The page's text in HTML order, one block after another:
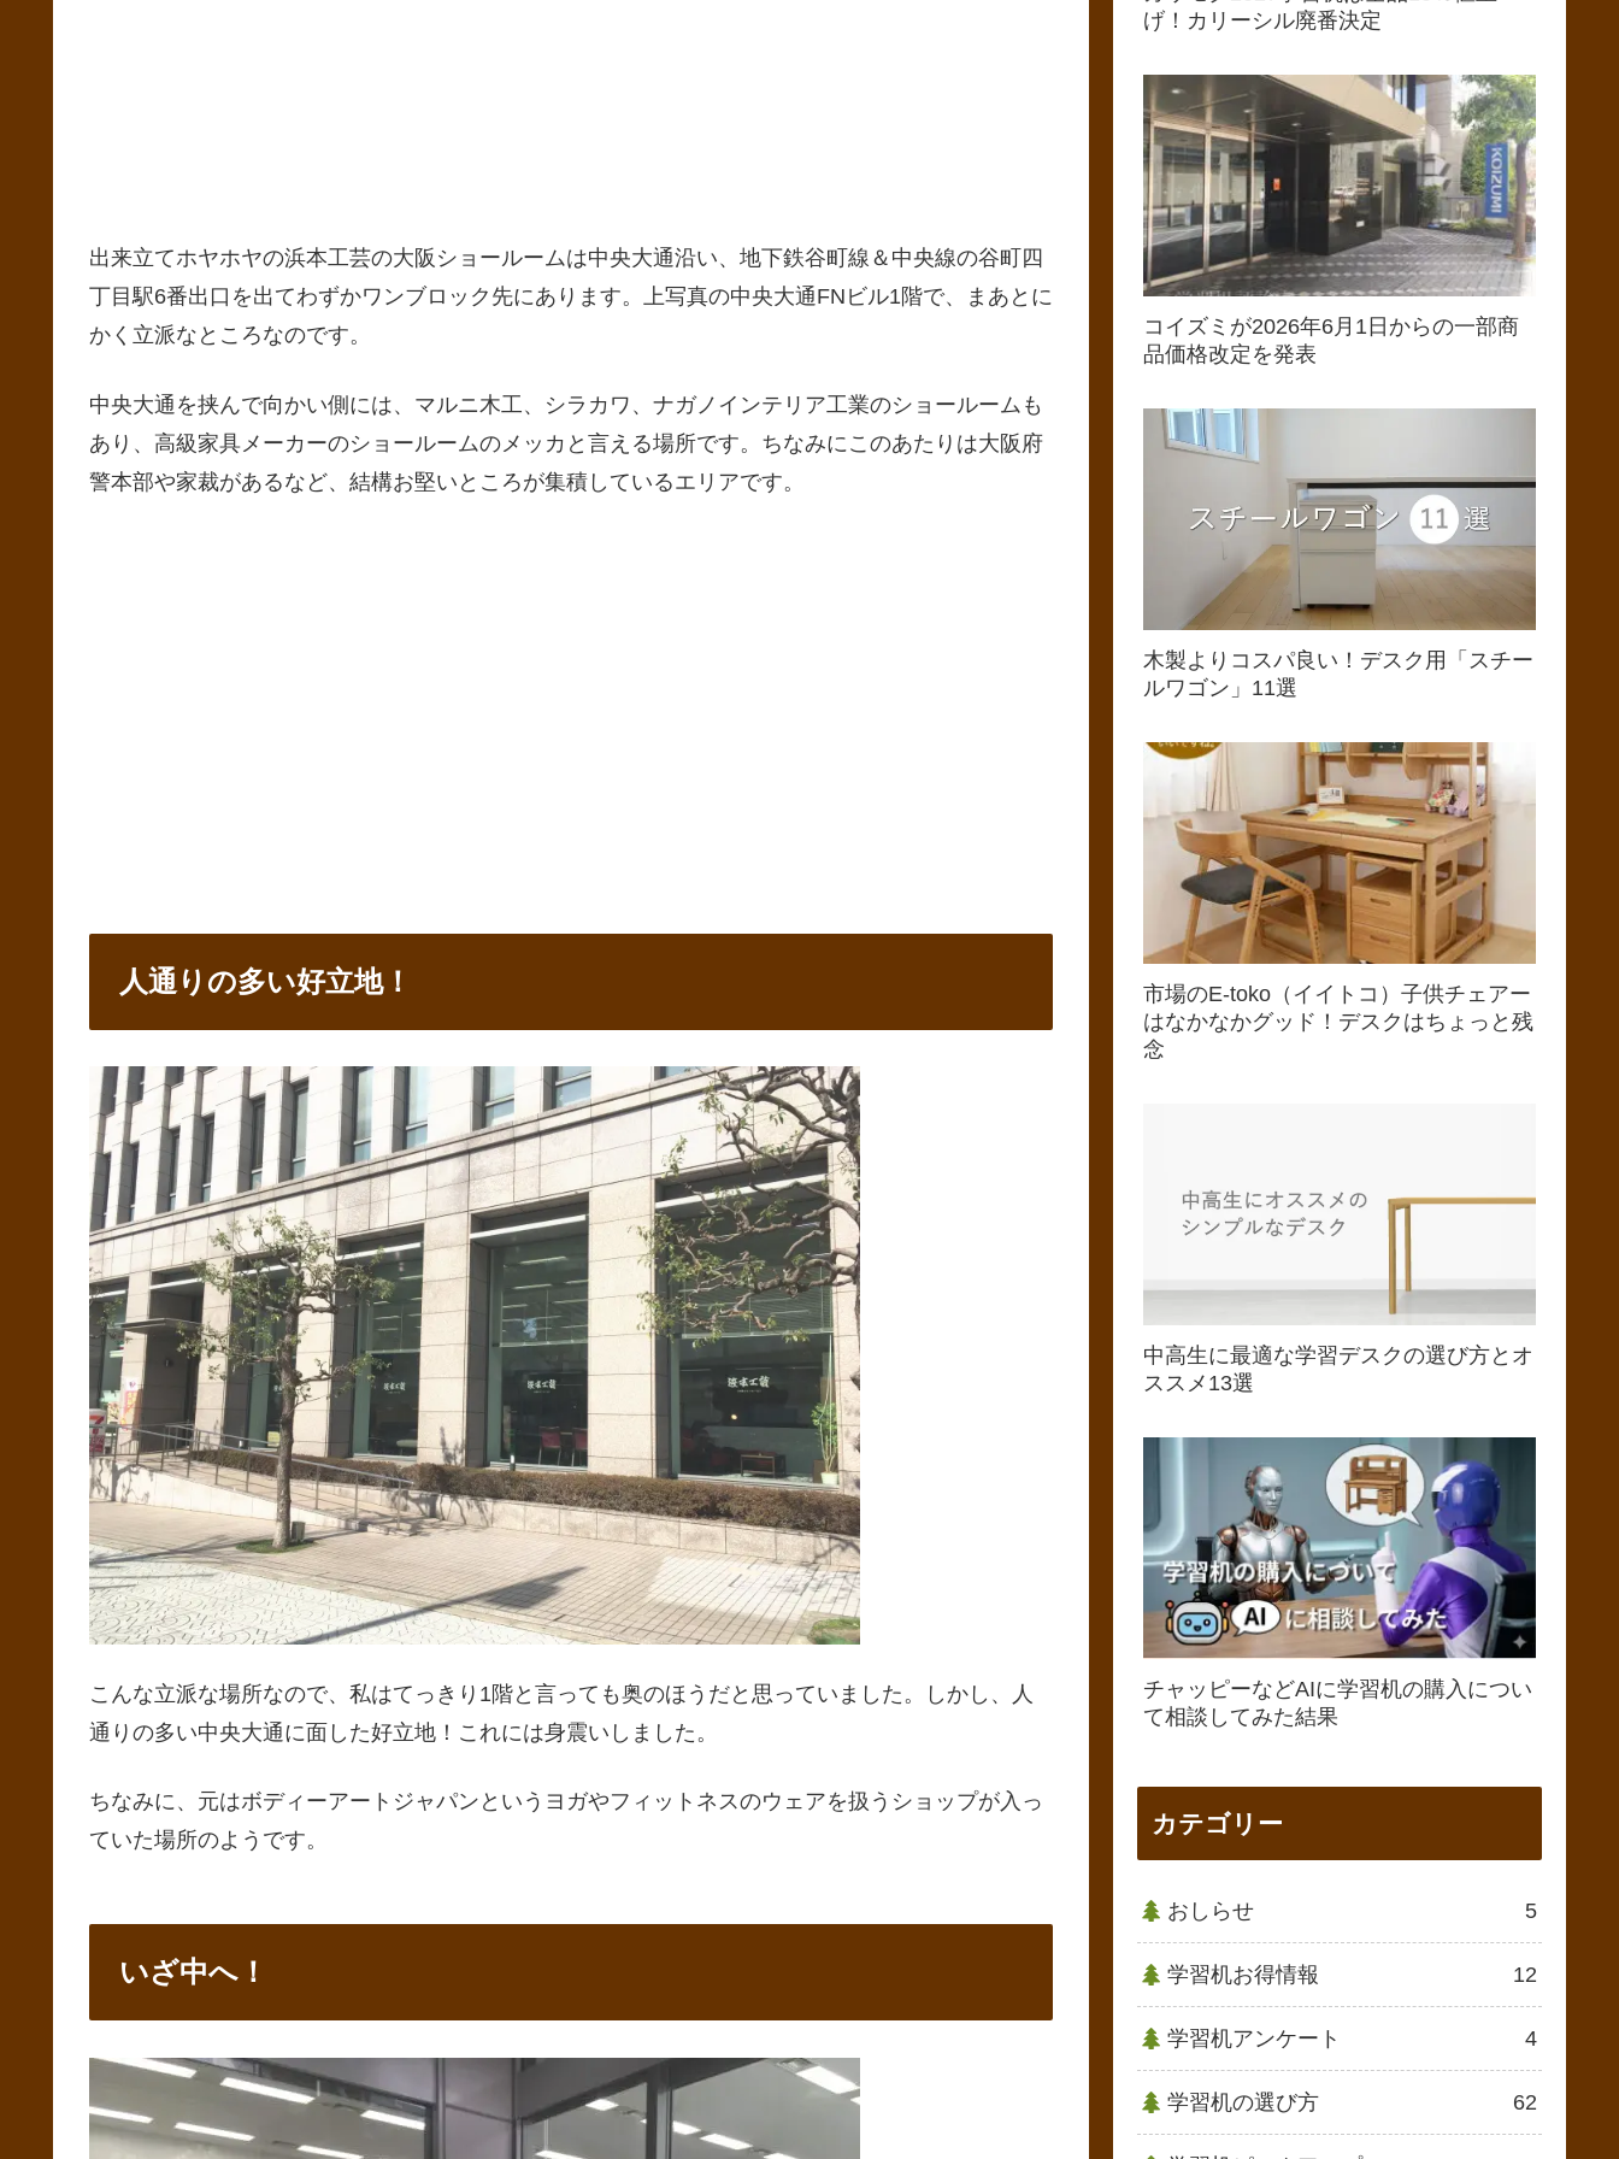
出来立てホヤホヤの浜本工芸の大阪ショールームは中央大通沿い、地下鉄谷町線＆中央線の谷町四
丁目駅6番出口を出てわずかワンブロック先にあります。上写真の中央大通FNビル1階で、まあとに
かく立派なところなのです。
中央大通を挟んで向かい側には、マルニ木工、シラカワ、ナガノインテリア工業のショールームも
あり、高級家具メーカーのショールームのメッカと言える場所です。ちなみにこのあたりは大阪府
警本部や家裁があるなど、結構お堅いところが集積しているエリアです。
人通りの多い好立地！
こんな立派な場所なので、私はてっきり1階と言っても奥のほうだと思っていました。しかし、人
通りの多い中央大通に面した好立地！これには身震いしました。
ちなみに、元はボディーアートジャパンというヨガやフィットネスのウェアを扱うショップが入っ
ていた場所のようです。
いざ中へ！
げ！カリーシル廃番決定
コイズミが2026年6月1日からの一部商
品価格改定を発表
木製よりコスパ良い！デスク用「スチー
ルワゴン」11選
市場のE-toko（イイトコ）子供チェアー
はなかなかグッド！デスクはちょっと残
念
中高生に最適な学習デスクの選び方とオ
ススメ13選
チャッピーなどAIに学習机の購入につい
て相談してみた結果
カテゴリー
おしらせ 5
学習机お得情報 12
学習机アンケート 4
学習机の選び方 62